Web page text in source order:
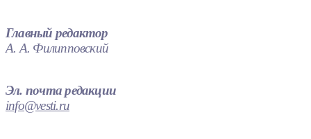
Главный редактор
А. А. Филипповский
Эл. почта редакции
info@vesti.ru